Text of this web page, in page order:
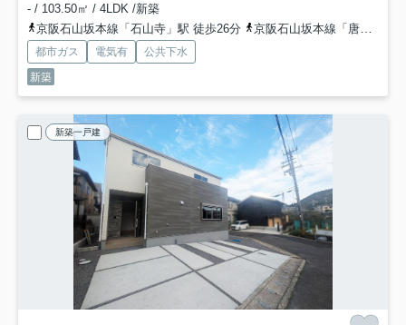
- / 103.50㎡ / 4LDK /新築
京阪石山坂本線「石山寺」駅 徒歩26分
京阪石山坂本線「唐橋前」駅 徒歩29分
都市ガス 電気有
公共下水
新築
新築一戸建